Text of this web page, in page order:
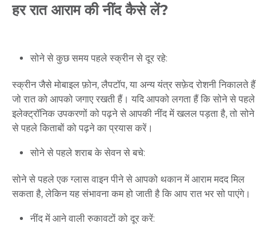
Request Call Back
हर रात आराम की नींद कैसे लें?
सोने से कुछ समय पहले स्क्रीन से दूर रहे:
स्क्रीन जैसे मोबाइल फ़ोन, लैपटॉप, या अन्य यंत्र सफ़ेद रोशनी निकालते हैं
जो रात को आपको जगाए रखती हैं। यदि आपको लगता हैं कि सोने से पहले
इलेक्ट्रॉनिक उपकरणों को पढ़ने से आपकी नींद में खलल पड़ता है, तो सोने
से पहले किताबों को पढ़ने का प्रयास करें।
सोने से पहले शराब के सेवन से बचे:
सोने से पहले एक ग्लास वाइन पीने से आपको थकान में आराम मदद मिल
सकता है, लेकिन यह संभावना कम हो जाती है कि आप रात भर सो पाएंगे।
नींद में आने वाली रुकावटों को दूर करें: